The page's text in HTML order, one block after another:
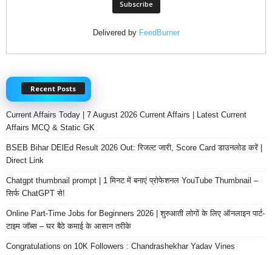
Delivered by FeedBurner
Recent Posts
Current Affairs Today | 7 August 2026 Current Affairs | Latest Current
Affairs MCQ & Static GK
BSEB Bihar DElEd Result 2026 Out: रिजल्ट जारी, Score Card डाउनलोड करें |
Direct Link
Chatgpt thumbnail prompt | 1 मिनट में बनाएं प्रोफेशनल YouTube Thumbnail –
सिर्फ ChatGPT से!
Online Part-Time Jobs for Beginners 2026 | शुरुआती लोगों के लिए ऑनलाइन पार्ट-
टाइम जॉब्स – घर बैठे कमाई के आसान तरीके
Congratulations on 10K Followers : Chandrashekhar Yadav Vines